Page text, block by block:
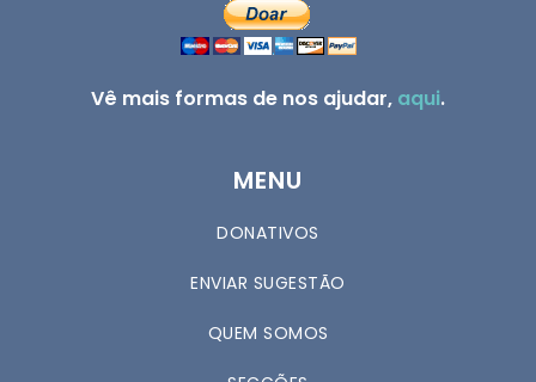
Vê mais formas de nos ajudar, aqui.
MENU
DONATIVOS
ENVIAR SUGESTÃO
QUEM SOMOS